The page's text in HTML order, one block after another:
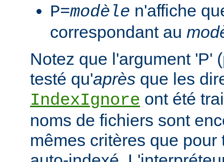
P=modèle n'affiche
correspondant au
Notez que l'argument 'P'
testé qu'après que les
IndexIgnore ont été
noms de fichiers sont
mêmes critères que pour